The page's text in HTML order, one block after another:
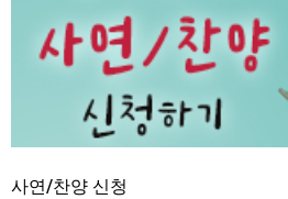
사연/찬양 신청